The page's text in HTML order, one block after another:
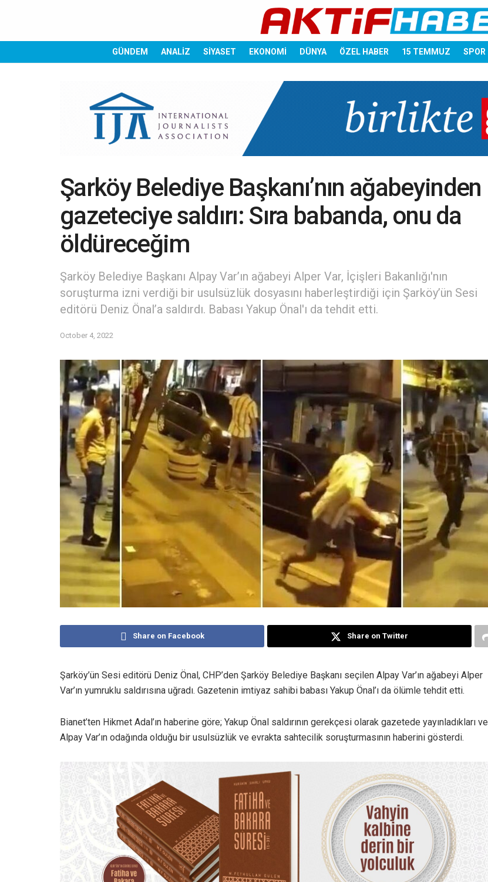
GÜNDEM ANALİZ SİYASET EKONOMİ DÜNYA ÖZEL HABER 15 TEMMUZ SPOR
Şarköy Belediye Başkanı’nın ağabeyinden
gazeteciye saldırı: Sıra babanda, onu da
öldüreceğim
Şarköy Belediye Başkanı Alpay Var’ın ağabeyi Alper Var, İçişleri Bakanlığı'nın
soruşturma izni verdiği bir usulsüzlük dosyasını haberleştirdiği için Şarköy’ün Sesi
editörü Deniz Önal’a saldırdı. Babası Yakup Önal'ı da tehdit etti.
October 4, 2022
Share on Facebook Share on Twitter
Şarköy’ün Sesi editörü Deniz Önal, CHP’den Şarköy Belediye Başkanı seçilen Alpay Var’ın ağabeyi Alper
Var’ın yumruklu saldırısına uğradı. Gazetenin imtiyaz sahibi babası Yakup Önal’ı da ölümle tehdit etti.
Bianet’ten Hikmet Adal’ın haberine göre; Yakup Önal saldırının gerekçesi olarak gazetede yayınladıkları ve
Alpay Var’ın odağında olduğu bir usulsüzlük ve evrakta sahtecilik soruşturmasının haberini gösterdi.